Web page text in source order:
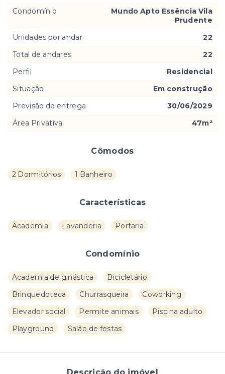
Cômodos
2 Dormitórios 1 Banheiro
Características
Academia Lavanderia Portaria
Condomínio
Academia de ginástica
Bicicletário
Brinquedoteca
Churrasqueira
Coworking
Elevador social
Permite animais
Piscina adulto
Playground
Salão de festas
Condomínio
Mundo Apto Essência Vila
Prudente
Unidades por andar
22
Total de andares
22
Perfil
Residencial
Situação
Em construção
Previsão de entrega
30/06/2029
Área Privativa
47m²